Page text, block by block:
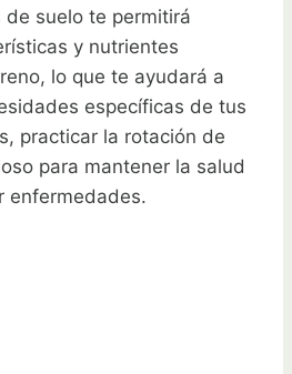
de suelo te permitirá
y nutrientes
lo que te ayudará a
específicas de tus
practicar la rotación de
para mantener la salud
enfermedades.